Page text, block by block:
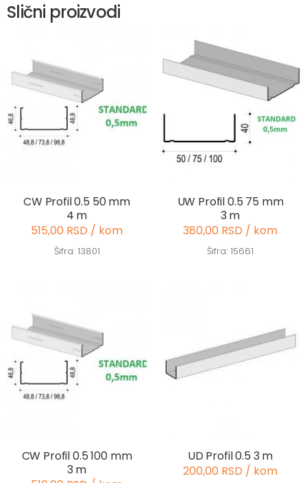
Slični proizvodi
CW Profil 0.5 50 mm
4 m
515,00 RSD / kom
Šifra: 13801
UW Profil 0.5 75 mm
3 m
380,00 RSD / kom
Šifra: 15661
CW Profil 0.5 100 mm
3 m
UD Profil 0.5 3 m
200,00 RSD / kom